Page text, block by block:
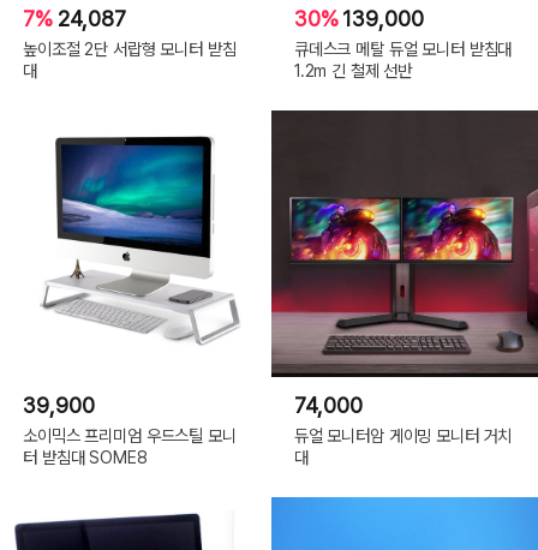
7% 24,087
높이조절 2단 서랍형 모니터 받침
대
30%139,000
큐데스크 메탈 듀얼 모니터 받침대
1.2m 긴 철제 선반
39,900
소이믹스 프리미엄 우드스틸 모니
터 받침대 SOME8
74,000
듀얼 모니터암 게이밍 모니터 거치
대